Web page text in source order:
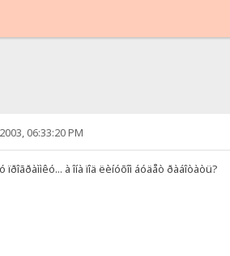
06:33:20 PM
ïðîãðàììêó... à îíà ïîä ëèíóõîì áóäåò ðàáîòàòü?